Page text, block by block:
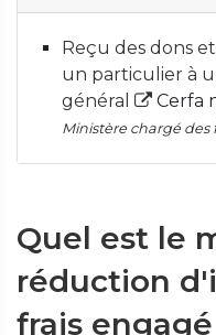
Reçu des dons
un particulier à
général
Cerfa
Ministère chargé des
Quel est le
réduction
frais